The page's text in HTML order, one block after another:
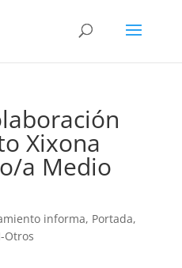
Xixona
a Medio
informa, Portada,
Otros